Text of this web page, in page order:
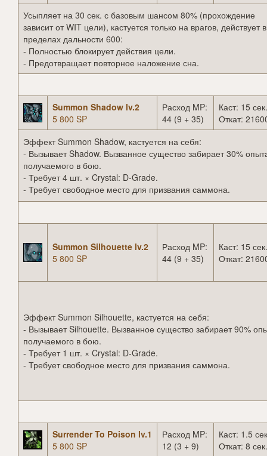
Усыпляет на 30 сек. с базовым шансом 80% (прохождение
зависит от WIT цели), кастуется только на врагов, действует в
пределах дальности 600:
- Полностью блокирует действия цели.
- Предотвращает повторное наложение сна.
Summon Shadow lv.2
5 800 SP
Расход MP:
44 (9 + 35)
Каст: 15 сек.
Откат:
Эффект Summon Shadow, кастуется на себя:
- Вызывает Shadow. Вызванное существо забирает 30%
получаемого в бою.
- Требует 4 шт. × Crystal: D-Grade.
- Требует свободное место для призвания саммона.
Summon Silhouette lv.2
5 800 SP
Расход MP:
44 (9 + 35)
Каст: 15 сек.
Откат:
Эффект Summon Silhouette, кастуется на себя:
- Вызывает Silhouette. Вызванное существо забирает 90%
получаемого в бою.
- Требует 1 шт. × Crystal: D-Grade.
- Требует свободное место для призвания саммона.
Surrender To Poison lv.1
5 800 SP
Расход MP:
12 (3 + 9)
Каст: 1.5
Откат: 8 сек.